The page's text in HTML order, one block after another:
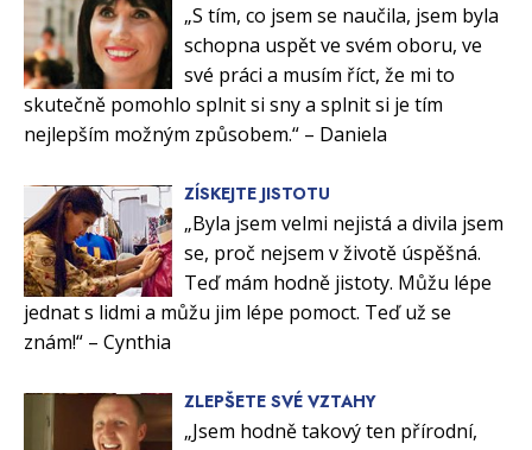
„S tím, co jsem se naučila, jsem byla
schopna uspět ve svém oboru, ve
své práci a musím říct, že mi to
skutečně pomohlo splnit si sny a splnit si je tím
nejlepším možným způsobem.“ – Daniela
ZÍSKEJTE JISTOTU
„Byla jsem velmi nejistá a divila jsem
se, proč nejsem v životě úspěšná.
Teď mám hodně jistoty. Můžu lépe
jednat s lidmi a můžu jim lépe pomoct. Teď už se
znám!“ – Cynthia
ZLEPŠETE SVÉ VZTAHY
„Jsem hodně takový ten přírodní,